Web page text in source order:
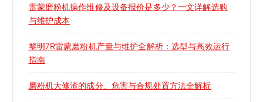
雷蒙磨粉机操作维修及设备报价是多少？一文详解选购
与维护成本
黎明7R雷蒙磨粉机产量与维护全解析：选型与高效运行
指南
磨粉机大修渣的成分、危害与合规处置方法全解析